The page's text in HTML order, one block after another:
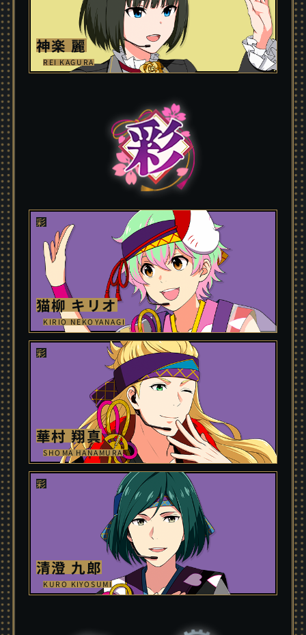
神楽 麗
REI KAGURA
猫柳 キリオ
KIRIO NEKOYANAGI
華村 翔真
SHOMA HANAMURA
清澄 九郎
KURO KIYOSUMI